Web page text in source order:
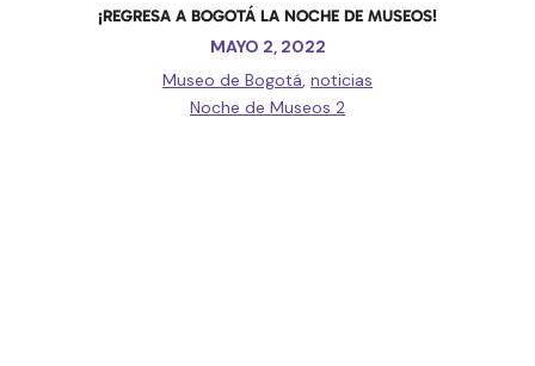
¡REGRESA A BOGOTÁ LA NOCHE DE MUSEOS!
MAYO 2, 2022
Museo de Bogotá, noticias
Noche de Museos 2